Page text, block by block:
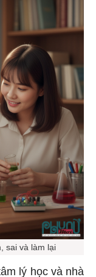
sai và làm lại
lý học và nhà